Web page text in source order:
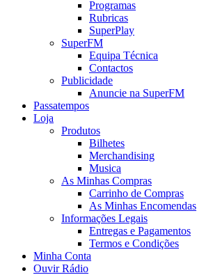
Programas
Rubricas
SuperPlay
SuperFM
Equipa Técnica
Contactos
Publicidade
Anuncie na SuperFM
Passatempos
Loja
Produtos
Bilhetes
Merchandising
Musica
As Minhas Compras
Carrinho de Compras
As Minhas Encomendas
Informações Legais
Entregas e Pagamentos
Termos e Condições
Minha Conta
Ouvir Rádio